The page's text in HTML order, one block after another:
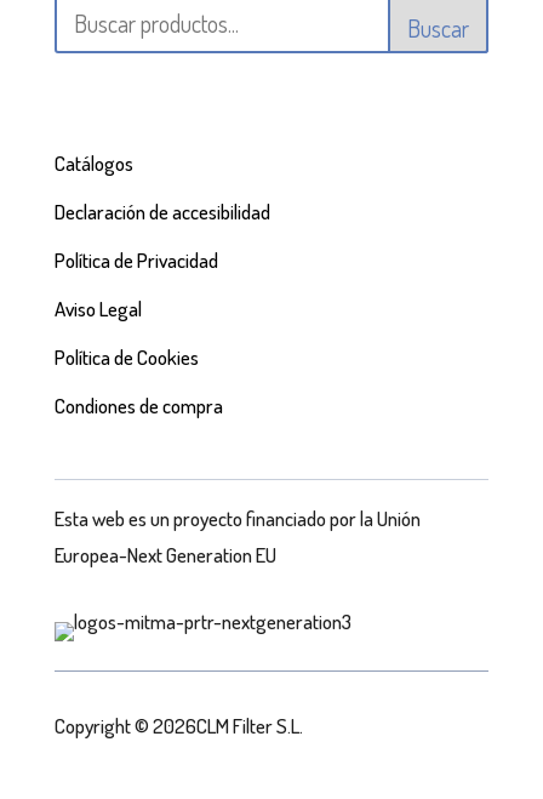
Buscar
Catálogos
Declaración de accesibilidad
Política de Privacidad
Aviso Legal
Política de Cookies
Condiones de compra
Esta web es un proyecto financiado por la Unión
Europea-Next Generation EU
Copyright © 2026CLM Filter S.L.